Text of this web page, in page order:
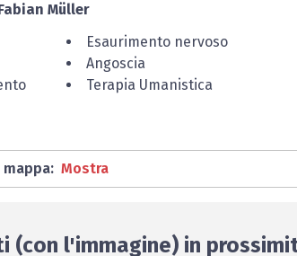
Müller
Esaurimento nervoso
Angoscia
Terapia Umanistica
mappa: Mostra
(con l'immagine) in